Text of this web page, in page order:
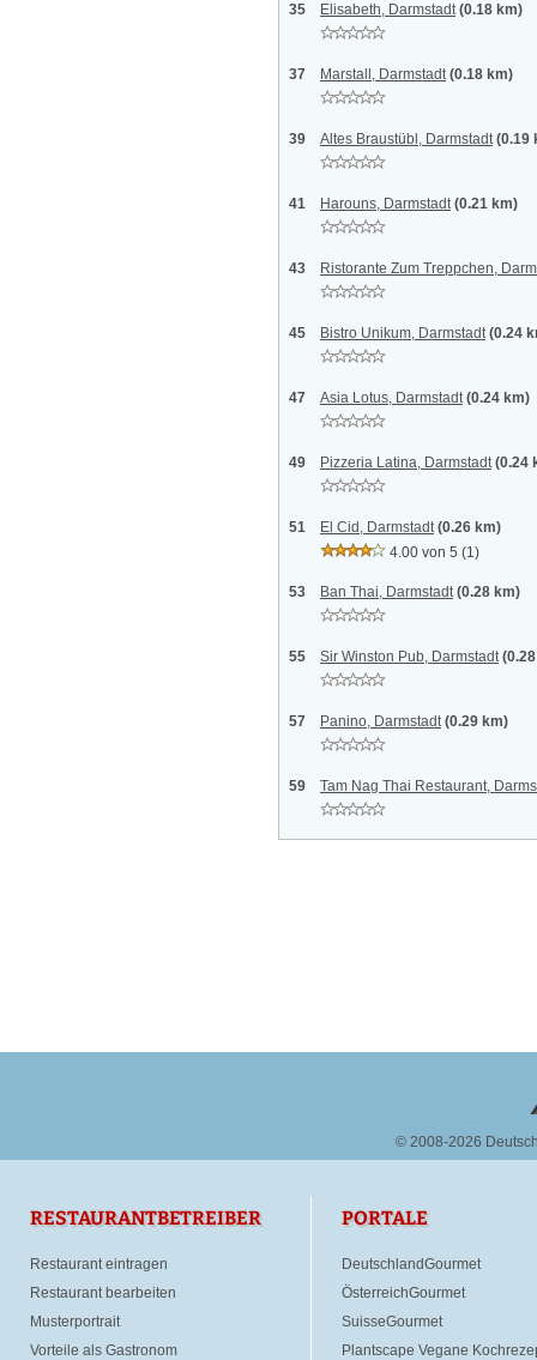
35 Elisabeth, Darmstadt (0.18 km)
37 Marstall, Darmstadt (0.18 km)
39 Altes Braustübl, Darmstadt (0.19
41 Harouns, Darmstadt (0.21 km)
43 Ristorante Zum Treppchen,
45 Bistro Unikum, Darmstadt (0.24
47 Asia Lotus, Darmstadt (0.24 km)
49 Pizzeria Latina, Darmstadt (0.24
51 El Cid, Darmstadt (0.26 km)
4.00 von 5 (1)
53 Ban Thai, Darmstadt (0.28 km)
55 Sir Winston Pub, Darmstadt
57 Panino, Darmstadt (0.29 km)
59 Tam Nag Thai Restaurant,
© 2008-2026
RESTAURANTBETREIBER
Restaurant eintragen
Restaurant bearbeiten
Musterportrait
Vorteile als Gastronom
PORTALE
DeutschlandGourmet
ÖsterreichGourmet
SuisseGourmet
Plantscape Vegane